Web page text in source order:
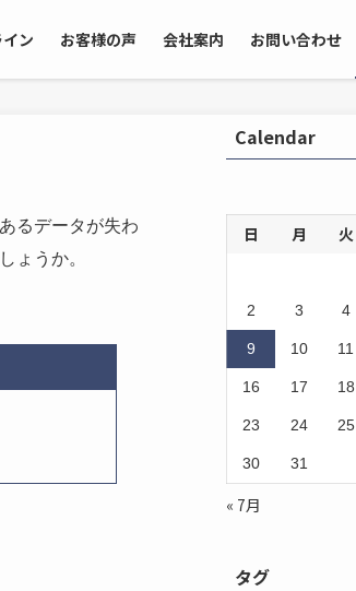
ン お客様の声 会社案内 お問い合わせ
るデータが失わ
ょうか。
Calendar
日 月 火
2 3 4
9 10 11
16 17 18
23 24 25
30 31
« 7月
タグ